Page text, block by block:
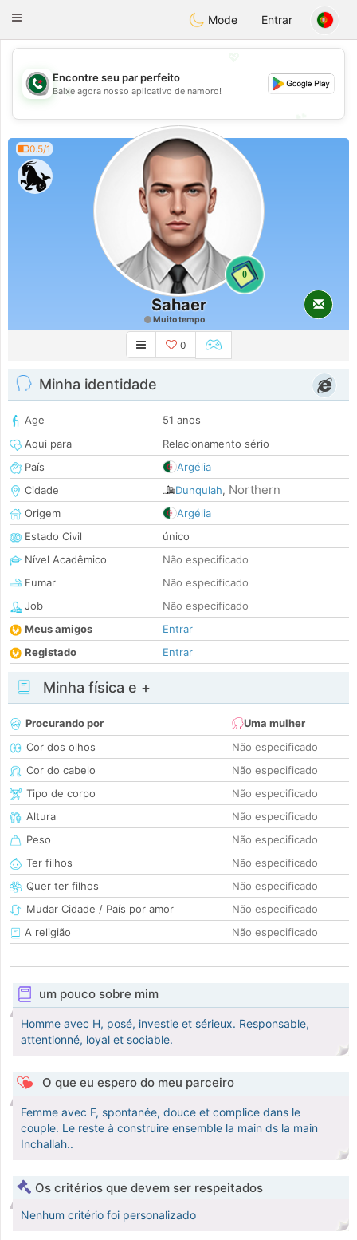
Weshrak
Toggle
Mode Entrar
💖
💕
Encontre seu par perfeito
Baixe agora nosso aplicativo de namoro!
0.5/1
0
Sahaer
Muito tempo
0
Minha identidade
Age
51 anos
Aqui para
Relacionamento sério
País
Argélia
Cidade
Dunqulah, Northern
Origem
Argélia
Estado Civil
único
Nível Acadêmico
Não especificado
Fumar
Não especificado
Job
Não especificado
Meus amigos
Entrar
Registado
Entrar
Minha física e +
Procurando por
Uma mulher
Cor dos olhos
Não especificado
Cor do cabelo
Não especificado
Tipo de corpo
Não especificado
Altura
Não especificado
Peso
Não especificado
Ter filhos
Não especificado
Quer ter filhos
Não especificado
Mudar Cidade / País por amor
Não especificado
A religião
Não especificado
um pouco sobre mim
Homme avec H, posé, investie et sérieux. Responsable,
attentionné, loyal et sociable.
O que eu espero do meu parceiro
Femme avec F, spontanée, douce et complice dans le
couple. Le reste à construire ensemble la main ds la main
Inchallah..
Os critérios que devem ser respeitados
Nenhum critério foi personalizado